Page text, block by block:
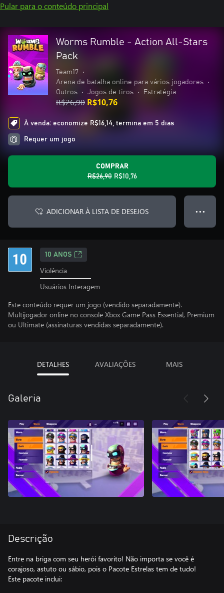
Pular para o conteúdo principal
Worms Rumble - Action All-Stars
Pack
Team17
•
Arena de batalha online para vários jogadores
•
Outros
• Jogos de tiros • Estratégia
R$26,90 R$10,76
À venda: economize R$16,14, termina em 5 dias
Requer um jogo
COMPRAR
R$26,90 R$10,76
ADICIONAR À LISTA DE DESEJOS ● ● ●
10 ANOS
Violência
Usuários Interagem
Este conteúdo requer um jogo (vendido separadamente).
Multijogador online no console Xbox Game Pass Essential, Premium
ou Ultimate (assinaturas vendidas separadamente).
DETALHES AVALIAÇÕES MAIS
Galeria
Descrição
Entre na briga com seu herói favorito! Não importa se você é
corajoso, astuto ou sábio, pois o Pacote Estrelas tem de tudo!
Este pacote inclui: